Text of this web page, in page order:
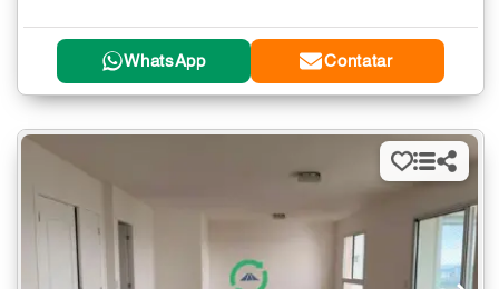
WhatsApp Contatar